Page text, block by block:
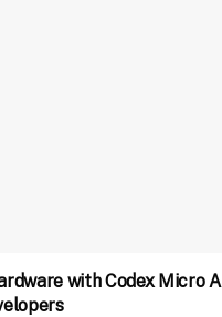
with Codex Micro